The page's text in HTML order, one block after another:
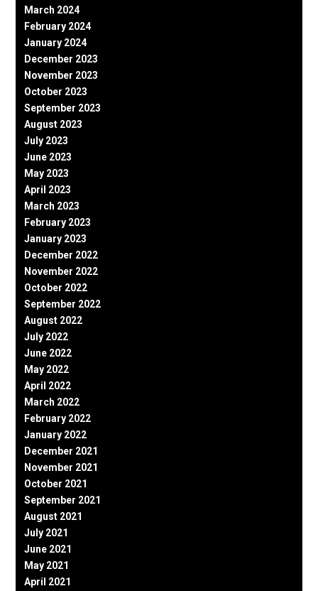
March 2024
February 2024
January 2024
December 2023
November 2023
October 2023
September 2023
August 2023
July 2023
June 2023
May 2023
April 2023
March 2023
February 2023
January 2023
December 2022
November 2022
October 2022
September 2022
August 2022
July 2022
June 2022
May 2022
April 2022
March 2022
February 2022
January 2022
December 2021
November 2021
October 2021
September 2021
August 2021
July 2021
June 2021
May 2021
April 2021